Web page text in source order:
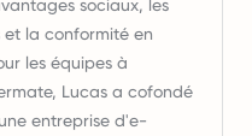
sociaux, les
et la conformité en
les équipes à
Lucas a cofondé
entreprise d'e-